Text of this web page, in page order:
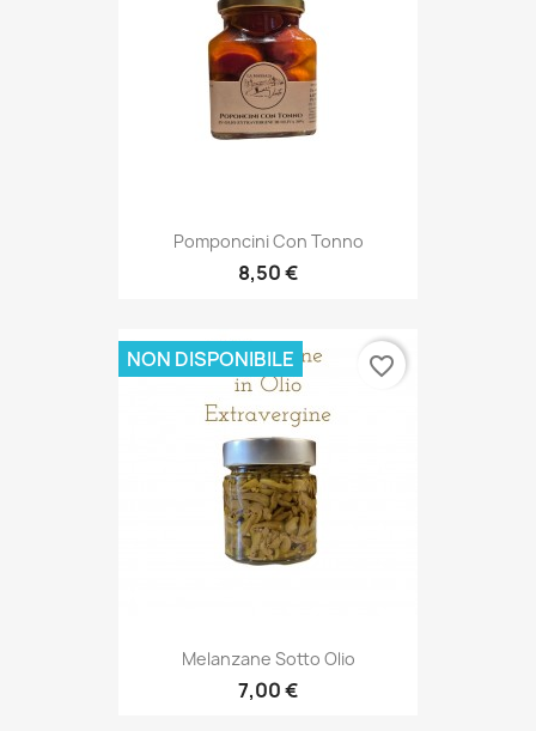
Pomponcini Con Tonno
8,50 €
Melanzane Sotto Olio
7,00 €
NON DISPONIBILE favorite_border